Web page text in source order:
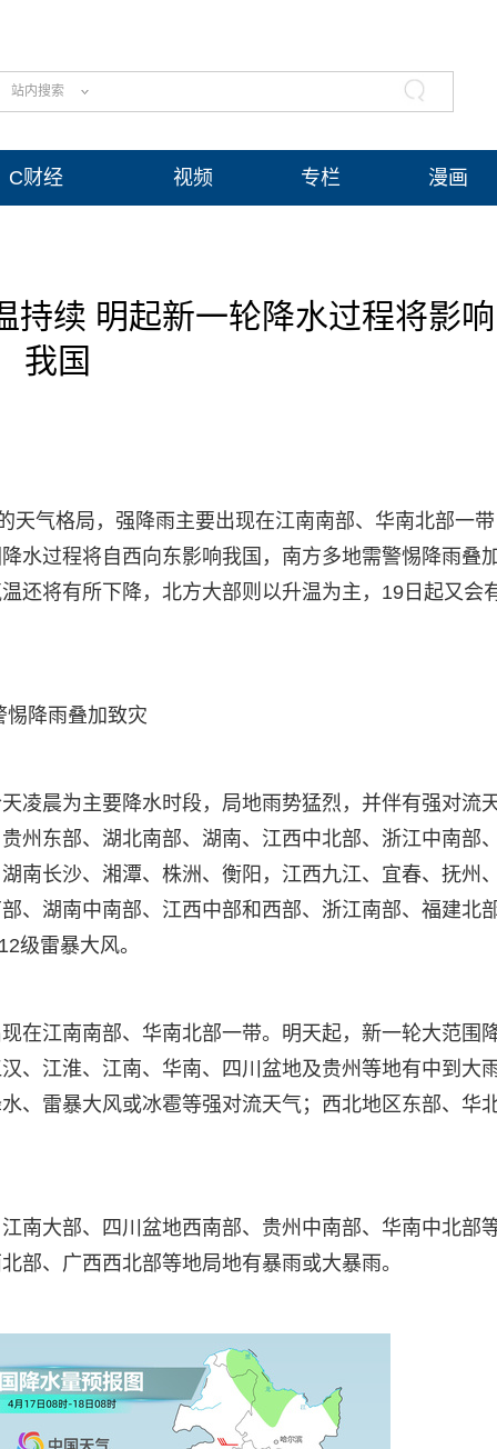
站内搜索
C财经 视频 专栏 漫画
持续 明起新一轮降水过程将影响
我国
天气格局，强降雨主要出现在江南南部、华南北部一
水过程将自西向东影响我国，南方多地需警惕降雨叠
还将有所下降，北方大部则以升温为主，19日起又会
惕降雨叠加致灾
凌晨为主要降水时段，局地雨势猛烈，并伴有强对流
州东部、湖北南部、湖南、江西中北部、浙江中南部
南长沙、湘潭、株洲、衡阳，江西九江、宜春、抚州
、湖南中南部、江西中部和西部、浙江南部、福建北
级雷暴大风。
在江南南部、华南北部一带。明天起，新一轮大范围
、江淮、江南、华南、四川盆地及贵州等地有中到大
、雷暴大风或冰雹等强对流天气；西北地区东部、华
南大部、四川盆地西南部、贵州中南部、华南中北部
部、广西西北部等地局地有暴雨或大暴雨。